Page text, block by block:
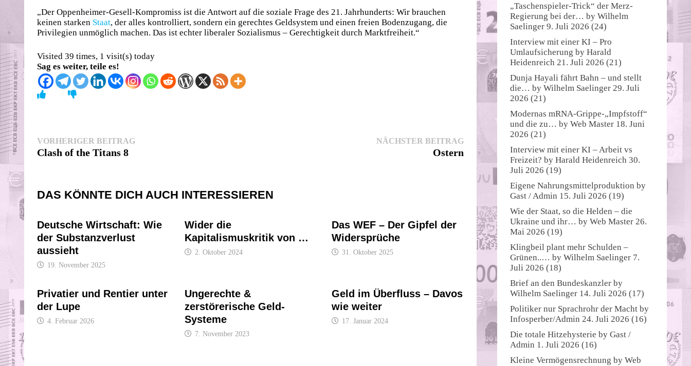
„Der Oppenheimer-Gesell-Kompromiss ist die Antwort auf die soziale Frage des 21. Jahrhunderts: Wir brauchen
keinen starken Staat, der alles kontrolliert, sondern ein gerechtes Geldsystem und einen freien Bodenzugang, die
Privilegien unmöglich machen. Das ist echter liberaler Sozialismus – Gerechtigkeit durch Marktfreiheit.“
Visited 39 times, 1 visit(s) today
Sag es weiter, teile es!
Beitragsnavigation
VORHERIGER BEITRAGVorheriger
Clash of the Titans 8
NÄCHSTER BEITRAGNächster
Beitrag:
Ostern
DAS KÖNNTE DICH AUCH INTERESSIEREN
Deutsche Wirtschaft: Wie
der Substanzverlust
aussieht
19. November 2025
Wider die
Kapitalismuskritik von …
2. Oktober 2024
Das WEF – Der Gipfel der
Widersprüche
31. Oktober 2025
Privatier und Rentier unter
der Lupe
4. Februar 2026
Ungerechte &
zerstörerische Geld-
Systeme
7. November 2023
Geld im Überfluss – Davos
wie weiter
17. Januar 2024
„Taschenspieler-Trick“ der Merz-
Regierung bei der… by Wilhelm
Saelinger 9. Juli 2026 (24)
Interview mit einer KI – Pro
Umlaufsicherung by Harald
Heidenreich 21. Juli 2026 (21)
Dunja Hayali fährt Bahn – und stellt
die… by Wilhelm Saelinger 29. Juli
2026 (21)
Modernas mRNA-Grippe-„Impfstoff“
und die zu… by Web Master 18. Juni
2026 (21)
Interview mit einer KI – Arbeit vs
Freizeit? by Harald Heidenreich 30.
Juli 2026 (19)
Eigene Nahrungsmittelproduktion by
Gast / Admin 15. Juli 2026 (19)
Wie der Staat, so die Helden – die
Ukraine und ihr… by Web Master 26.
Mai 2026 (19)
Klingbeil plant mehr Schulden –
Grünen..… by Wilhelm Saelinger 7.
Juli 2026 (18)
Brief an den Bundeskanzler by
Wilhelm Saelinger 14. Juli 2026 (17)
Politiker nur Sprachrohr der Macht by
Infosperber/Admin 24. Juli 2026 (16)
Die totale Hitzehysterie by Gast /
Admin 1. Juli 2026 (16)
Kleine Vermögensrechnung by Web